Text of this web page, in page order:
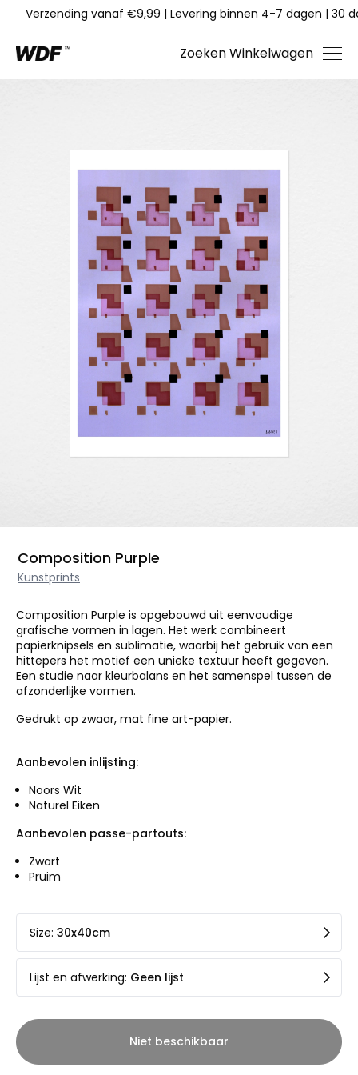
Verzending vanaf €9,99 | Levering binnen 4-7 dagen | 30
ZoekenWinkelwagen
Composition Purple
Kunstprints
Composition Purple is opgebouwd uit eenvoudige
grafische vormen in lagen. Het werk combineert
papierknipsels en sublimatie, waarbij het gebruik van een
hittepers het motief een unieke textuur heeft gegeven.
Een studie naar kleurbalans en het samenspel tussen de
afzonderlijke vormen.
Gedrukt op zwaar, mat fine art-papier.
Aanbevolen inlijsting:
Noors Wit
Naturel Eiken
Aanbevolen passe-partouts:
Zwart
Pruim
Size: 30x40cm
Lijst en afwerking: Geen lijst
Niet beschikbaar